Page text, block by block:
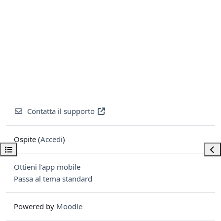
Apri indice del corso
Contatta il supporto
Ospite (Accedi)
Ottieni l'app mobile
Passa al tema standard
Powered by Moodle